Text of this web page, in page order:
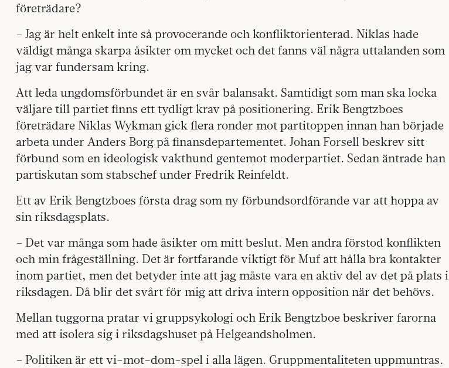
före­trädare?
– Jag är helt enkelt inte så provocerande och konfliktorienterad. Niklas hade
väldigt många skarpa åsikter om mycket och det fanns väl några uttalanden som
jag var fundersam kring.
Att leda ungdomsförbundet är en svår balansakt. Samtidigt som man ska locka
väljare till partiet finns ett tydligt krav på positionering. Erik Bengtzboes
företrädare Niklas Wykman gick flera ronder mot partitoppen innan han började
arbeta under Anders Borg på finansdepartementet. Johan Forsell beskrev sitt
förbund som en ideologisk vakthund gentemot moderpartiet. Sedan äntrade han
partiskutan som stabschef under Fredrik Reinfeldt.
Ett av Erik Bengtzboes första drag som ny förbundsordförande var att hoppa av
sin riksdagsplats.
– Det var många som hade åsikter om mitt beslut. Men andra förstod konflikten
och min frågeställning. Det är fortfarande viktigt för Muf att hålla bra kontakter
inom partiet, men det betyder inte att jag måste vara en aktiv del av det på plats i
riksdagen. Då blir det svårt för mig att driva intern opposition när det behövs.
Mellan tuggorna pratar vi gruppsykologi och Erik Bengtzboe beskriver farorna
med att isolera sig i riksdagshuset på Helge­andsholmen.
– Politiken är ett vi-mot-dom-spel i alla lägen. Gruppmentaliteten uppmuntras.